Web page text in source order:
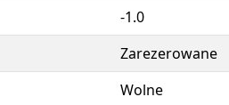
-1.0
Zarezerowane
Wolne